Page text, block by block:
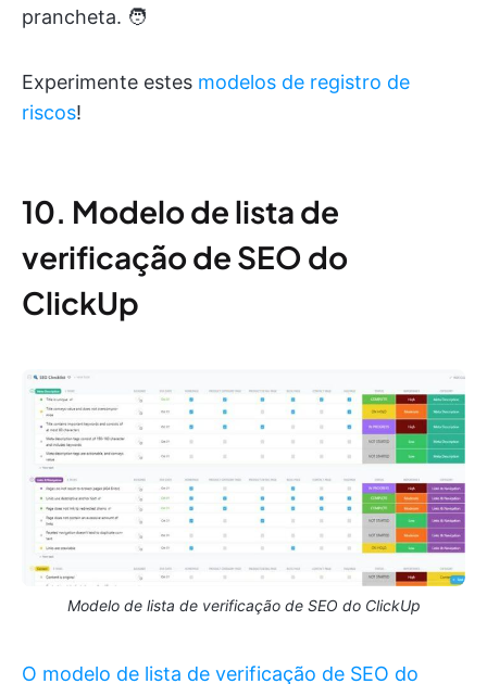
prancheta. 🧑
Experimente estes modelos de registro de
riscos!
10. Modelo de lista de
verificação de SEO do
ClickUp
Modelo de lista de verificação de SEO do ClickUp
O modelo de lista de verificação de SEO do